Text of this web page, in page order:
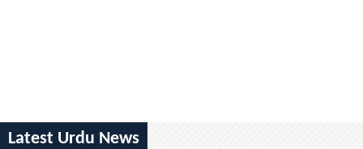
Latest Urdu News